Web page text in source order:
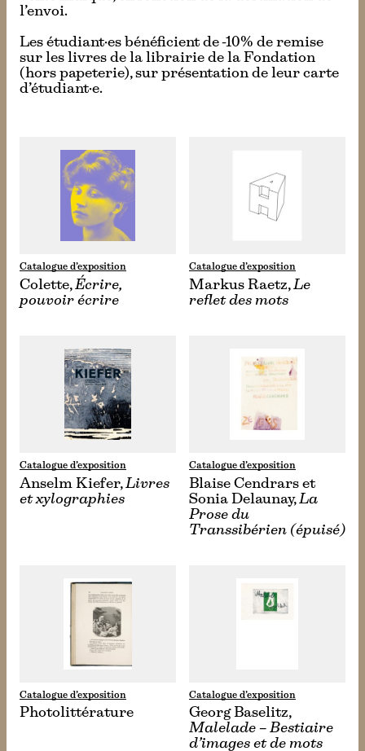
l’envoi.
Les étudiant·es bénéficient de -10% de remise
sur les livres de la librairie de la Fondation
(hors papeterie), sur présentation de leur carte
d’étudiant·e.
Catalogue d’exposition
Colette,Écrire,
pouvoir écrire
Catalogue d’exposition
Markus Raetz,Le
reflet des mots
Catalogue d’exposition
Anselm Kiefer,Livres
et xylographies
Catalogue d’exposition
Blaise Cendrars et
Sonia Delaunay,La
Prose du
Transsibérien (épuisé)
Catalogue d’exposition
Photolittérature
Catalogue d’exposition
Georg Baselitz,
Malelade – Bestiaire
d’images et de mots